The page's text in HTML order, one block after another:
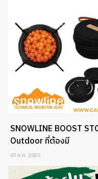
SNOWLINE BOOST
Outdoor ที่ต้องมี
07 ก.ค. 2025